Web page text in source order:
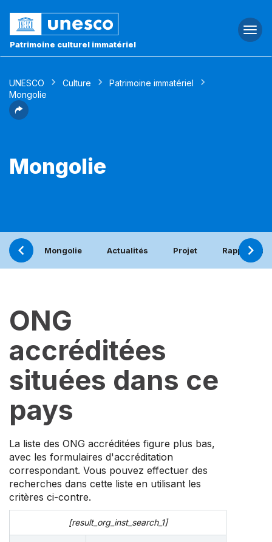
Patrimoine culturel immatériel
UNESCO Culture
Patrimoine immatériel
Mongolie
Mongolie
Mongolie Actualités Projet Rapport
ONG
accréditées
situées dans ce
pays
La liste des ONG accréditées figure plus bas,
avec les formulaires d'accréditation
correspondant. Vous pouvez effectuer des
recherches dans cette liste en utilisant les
critères ci-contre.
[result_org_inst_search_1]